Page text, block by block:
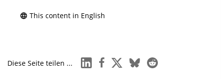
This content in English
Diese Seite teilen ... linkedinfacebook
x blueskyreddit